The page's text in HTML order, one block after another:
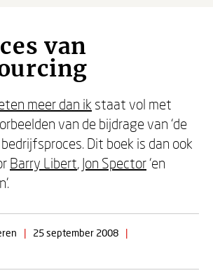
van
meer dan ik staat vol met
van de bijdrage van ‘de
Dit boek is dan ook
Barry Libert, Jon Spector‘en
| 25 september 2008
|